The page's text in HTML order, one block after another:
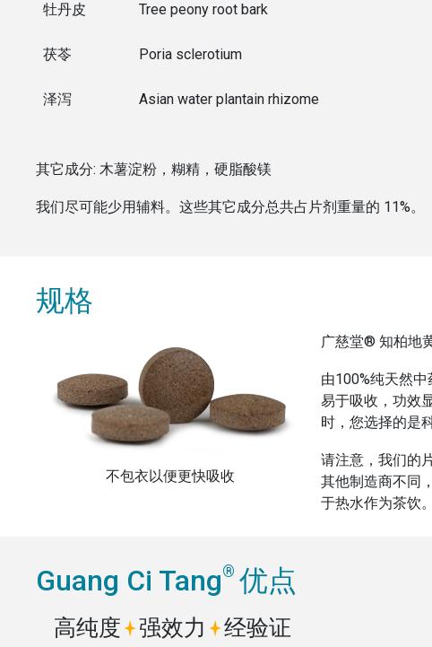
牡丹皮 Tree peony root bark
茯苓 Poria sclerotium
泽泻 Asian water plantain rhizome
其它成分: 木薯淀粉，糊精，硬脂酸镁
我们尽可能少用辅料。这些其它成分总共占片剂重量的 11%。
规格
不包衣以便更快吸收
广慈堂® 知柏地
由100%纯天然
易于吸收，功效
时，您选择的是
请注意，我们的
其他制造商不同
于热水作为茶饮。
Guang Ci Tang® 优点
高纯度 强效力 经验证